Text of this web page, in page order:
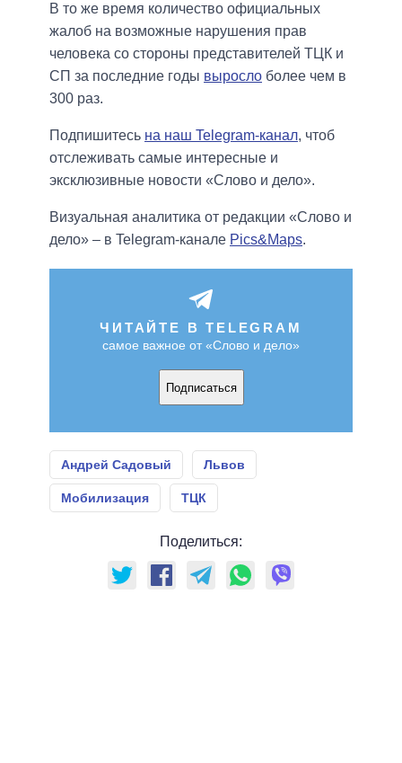
В то же время количество официальных
жалоб на возможные нарушения прав
человека со стороны представителей ТЦК и
СП за последние годы выросло более чем в
300 раз.
Подпишитесь на наш Telegram-канал, чтоб
отслеживать самые интересные и
эксклюзивные новости «Слово и дело».
Визуальная аналитика от редакции «Слово и
дело» – в Telegram-канале Pics&Maps.
ЧИТАЙТЕ В TELEGRAM
самое важное от «Слово и дело»
Подписаться
Андрей Садовый Львов
Мобилизация ТЦК
Поделиться: